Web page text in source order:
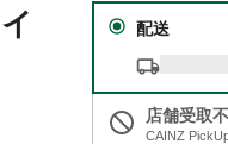
配送
店舗受取
CAINZ